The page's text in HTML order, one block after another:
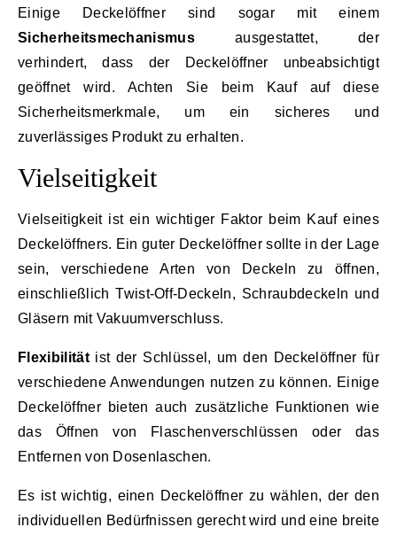
Einige Deckelöffner sind sogar mit einem
Sicherheitsmechanismus ausgestattet, der
verhindert, dass der Deckelöffner unbeabsichtigt
geöffnet wird. Achten Sie beim Kauf auf diese
Sicherheitsmerkmale, um ein sicheres und
zuverlässiges Produkt zu erhalten.
Vielseitigkeit
Vielseitigkeit ist ein wichtiger Faktor beim Kauf eines
Deckelöffners. Ein guter Deckelöffner sollte in der Lage
sein, verschiedene Arten von Deckeln zu öffnen,
einschließlich Twist-Off-Deckeln, Schraubdeckeln und
Gläsern mit Vakuumverschluss.
Flexibilitätist der Schlüssel, um den Deckelöffner für
verschiedene Anwendungen nutzen zu können. Einige
Deckelöffner bieten auch zusätzliche Funktionen wie
das Öffnen von Flaschenverschlüssen oder das
Entfernen von Dosenlaschen.
Es ist wichtig, einen Deckelöffner zu wählen, der den
individuellen Bedürfnissen gerecht wird und eine breite